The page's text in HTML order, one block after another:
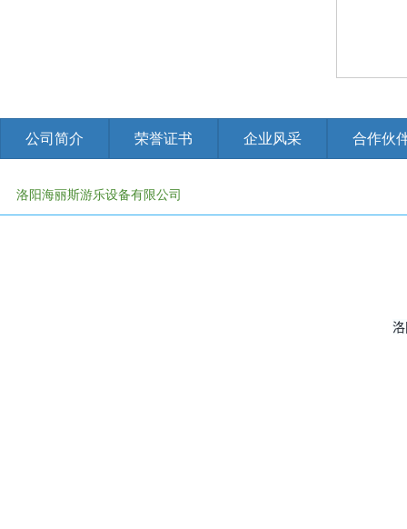
洛阳海丽斯游乐设备有限公司
公司简介 荣誉证书 合作伙
企业风采